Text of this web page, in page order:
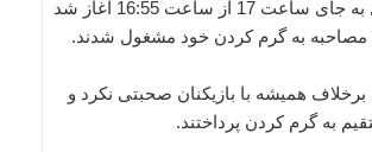
*تمرین استقلال به جای ساعت 17 از ساعت 16:55 آغاز شد
مصاحبه به گرم کردن خود مشغول شدند.
همیشه با بازیکنان صحبتی نکرد و
به گرم کردن پرداختند.